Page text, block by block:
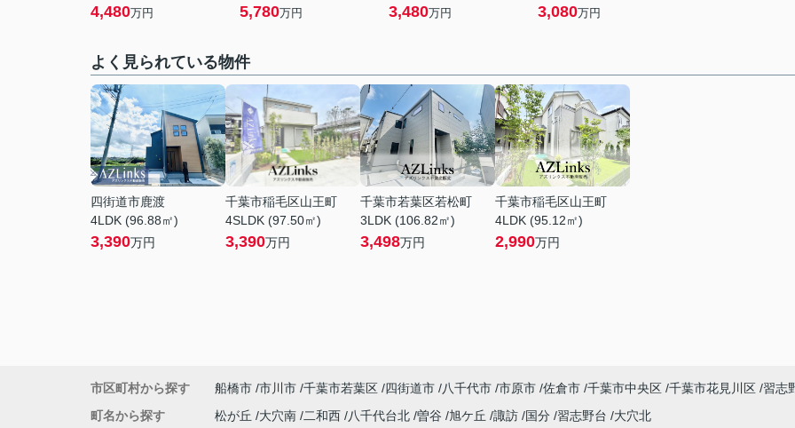
4,480万円 5,780万円 3,480万円 3,080万円
よく見られている物件
四街道市鹿渡
4LDK (96.88㎡)
3,390万円
千葉市稲毛区山王町
4SLDK (97.50㎡)
3,390万円
千葉市若葉区若松町
3LDK (106.82㎡)
3,498万円
千葉市稲毛区山王町
4LDK (95.12㎡)
2,990万円
市区町村から探す 船橋市 市川市 千葉市若葉区 四街道市 八千代市 市原市 佐倉市 千葉市中央区 千葉市花見川区 習志
町名から探す
松が丘 大穴南 二和西 八千代台北 曽谷 旭ケ丘 諏訪 国分 習志野台
大穴北